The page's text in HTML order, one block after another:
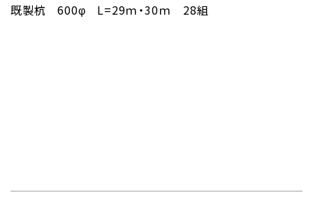
既製杭 600φ L=29ｍ・30ｍ 28組